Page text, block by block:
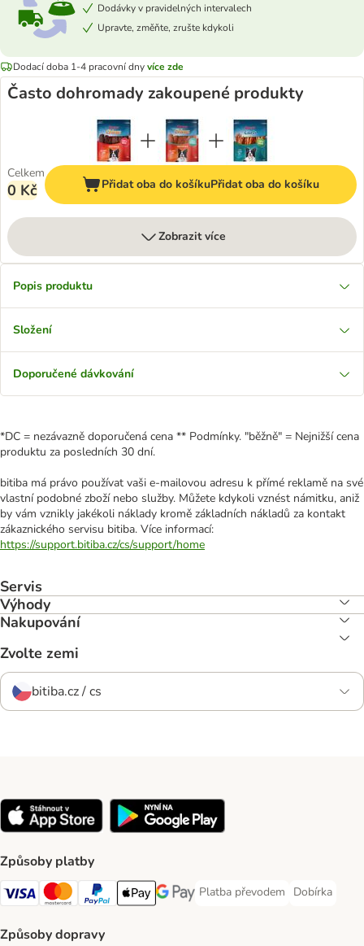
Dodávky v pravidelných intervalech
Upravte, změňte, zrušte kdykoli
Dodací doba 1-4 pracovní dnyvíce zde
Často dohromady zakoupené produkty
Celkem
0 Kč Přidat oba do košíkuPřidat oba do košíku
Zobrazit více
Popis produktu
Složení
Doporučené dávkování
*DC = nezávazně doporučená cena ** Podmínky. "běžně" = Nejnižší cena
produktu za posledních 30 dní.
bitiba má právo používat vaši e-mailovou adresu k přímé reklamě na své
vlastní podobné zboží nebo služby. Můžete kdykoli vznést námitku, aniž
by vám vznikly jakékoli náklady kromě základních nákladů za kontakt
zákaznického servisu bitiba. Více informací:
https://support.bitiba.cz/cs/support/home
Servis
Výhody
Nakupování
Zvolte zemi
bitiba.cz / cs
Způsoby platby
Visa Payment Method
mastercard Payment Method
PayPal Payment Method
Apple pay Payment Method
Google Pay Payment Method
Platba převodem
Platba převodem Payment
Dobírka
Dobírka
Způsoby dopravy